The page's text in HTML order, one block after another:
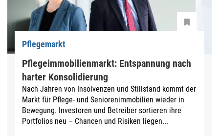
Pflegemarkt
Pflegeimmobilienmarkt: Entspannung nach
harter Konsolidierung
Nach Jahren von Insolvenzen und Stillstand kommt der
Markt für Pflege- und Seniorenimmobilien wieder in
Bewegung. Investoren und Betreiber sortieren ihre
Portfolios neu – Chancen und Risiken liegen...